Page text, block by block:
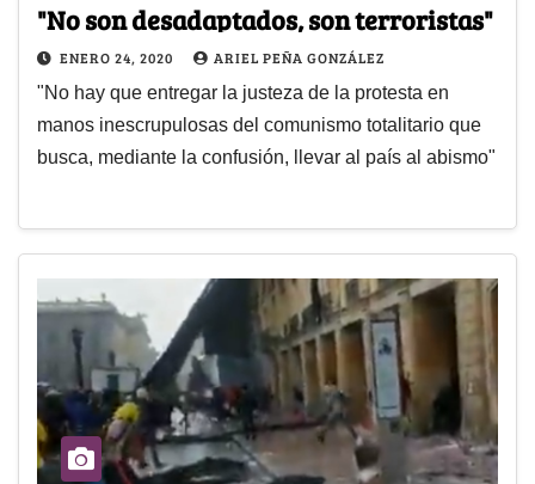
"No son desadaptados, son terroristas"
ENERO 24, 2020 ARIEL PEÑA GONZÁLEZ
"No hay que entregar la justeza de la protesta en
manos inescrupulosas del comunismo totalitario que
busca, mediante la confusión, llevar al país al abismo"